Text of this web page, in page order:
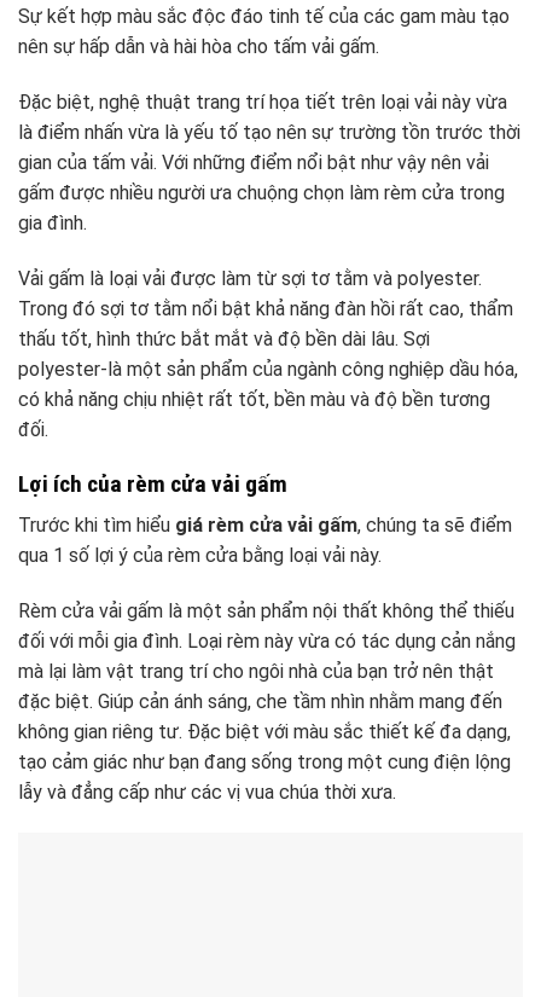
Sự kết hợp màu sắc độc đáo tinh tế của các gam màu tạo
nên sự hấp dẫn và hài hòa cho tấm vải gấm.
Đặc biệt, nghệ thuật trang trí họa tiết trên loại vải này vừa
là điểm nhấn vừa là yếu tố tạo nên sự trường tồn trước thời
gian của tấm vải. Với những điểm nổi bật như vậy nên vải
gấm được nhiều người ưa chuộng chọn làm rèm cửa trong
gia đình.
Vải gấm là loại vải được làm từ sợi tơ tằm và polyester.
Trong đó sợi tơ tằm nổi bật khả năng đàn hồi rất cao, thẩm
thấu tốt, hình thức bắt mắt và độ bền dài lâu. Sợi
polyester-là một sản phẩm của ngành công nghiệp dầu hóa,
có khả năng chịu nhiệt rất tốt, bền màu và độ bền tương
đối.
Lợi ích của rèm cửa vải gấm
Trước khi tìm hiểu giá rèm cửa vải gấm, chúng ta sẽ điểm
qua 1 số lợi ý của rèm cửa bằng loại vải này.
Rèm cửa vải gấm là một sản phẩm nội thất không thể thiếu
đối với mỗi gia đình. Loại rèm này vừa có tác dụng cản nắng
mà lại làm vật trang trí cho ngôi nhà của bạn trở nên thật
đặc biệt. Giúp cản ánh sáng, che tầm nhìn nhằm mang đến
không gian riêng tư. Đặc biệt với màu sắc thiết kế đa dạng,
tạo cảm giác như bạn đang sống trong một cung điện lộng
lẫy và đẳng cấp như các vị vua chúa thời xưa.